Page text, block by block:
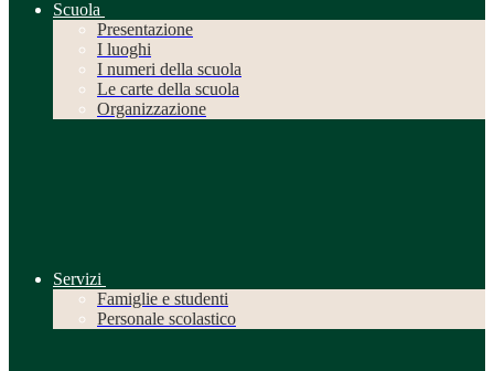
Scuola
Presentazione
I luoghi
I numeri della scuola
Le carte della scuola
Organizzazione
Servizi
Famiglie e studenti
Personale scolastico